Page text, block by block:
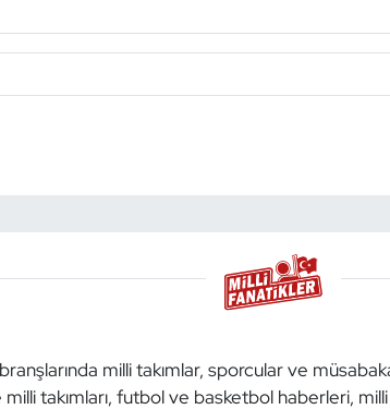
milli takımlar, sporcular ve
takımları, futbol ve basketbol haberleri,